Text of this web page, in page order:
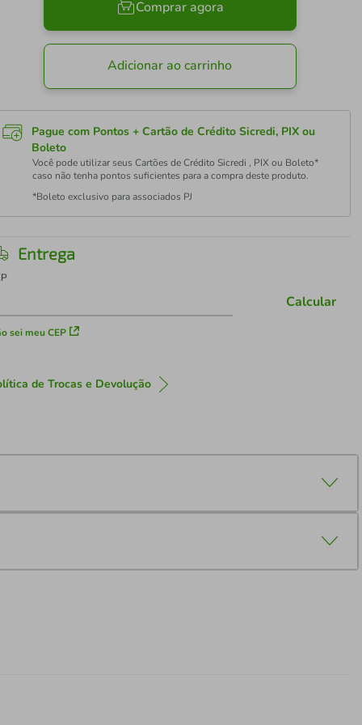
Comprar agora
Adicionar ao carrinho
Pague com Pontos + Cartão de Crédito Sicredi, PIX ou
Boleto
Você pode utilizar seus Cartões de Crédito Sicredi , PIX ou Boleto*
caso não tenha pontos suficientes para a compra deste produto.
*Boleto exclusivo para associados PJ
Entrega
sei meu CEP
Calcular
de Trocas e Devolução